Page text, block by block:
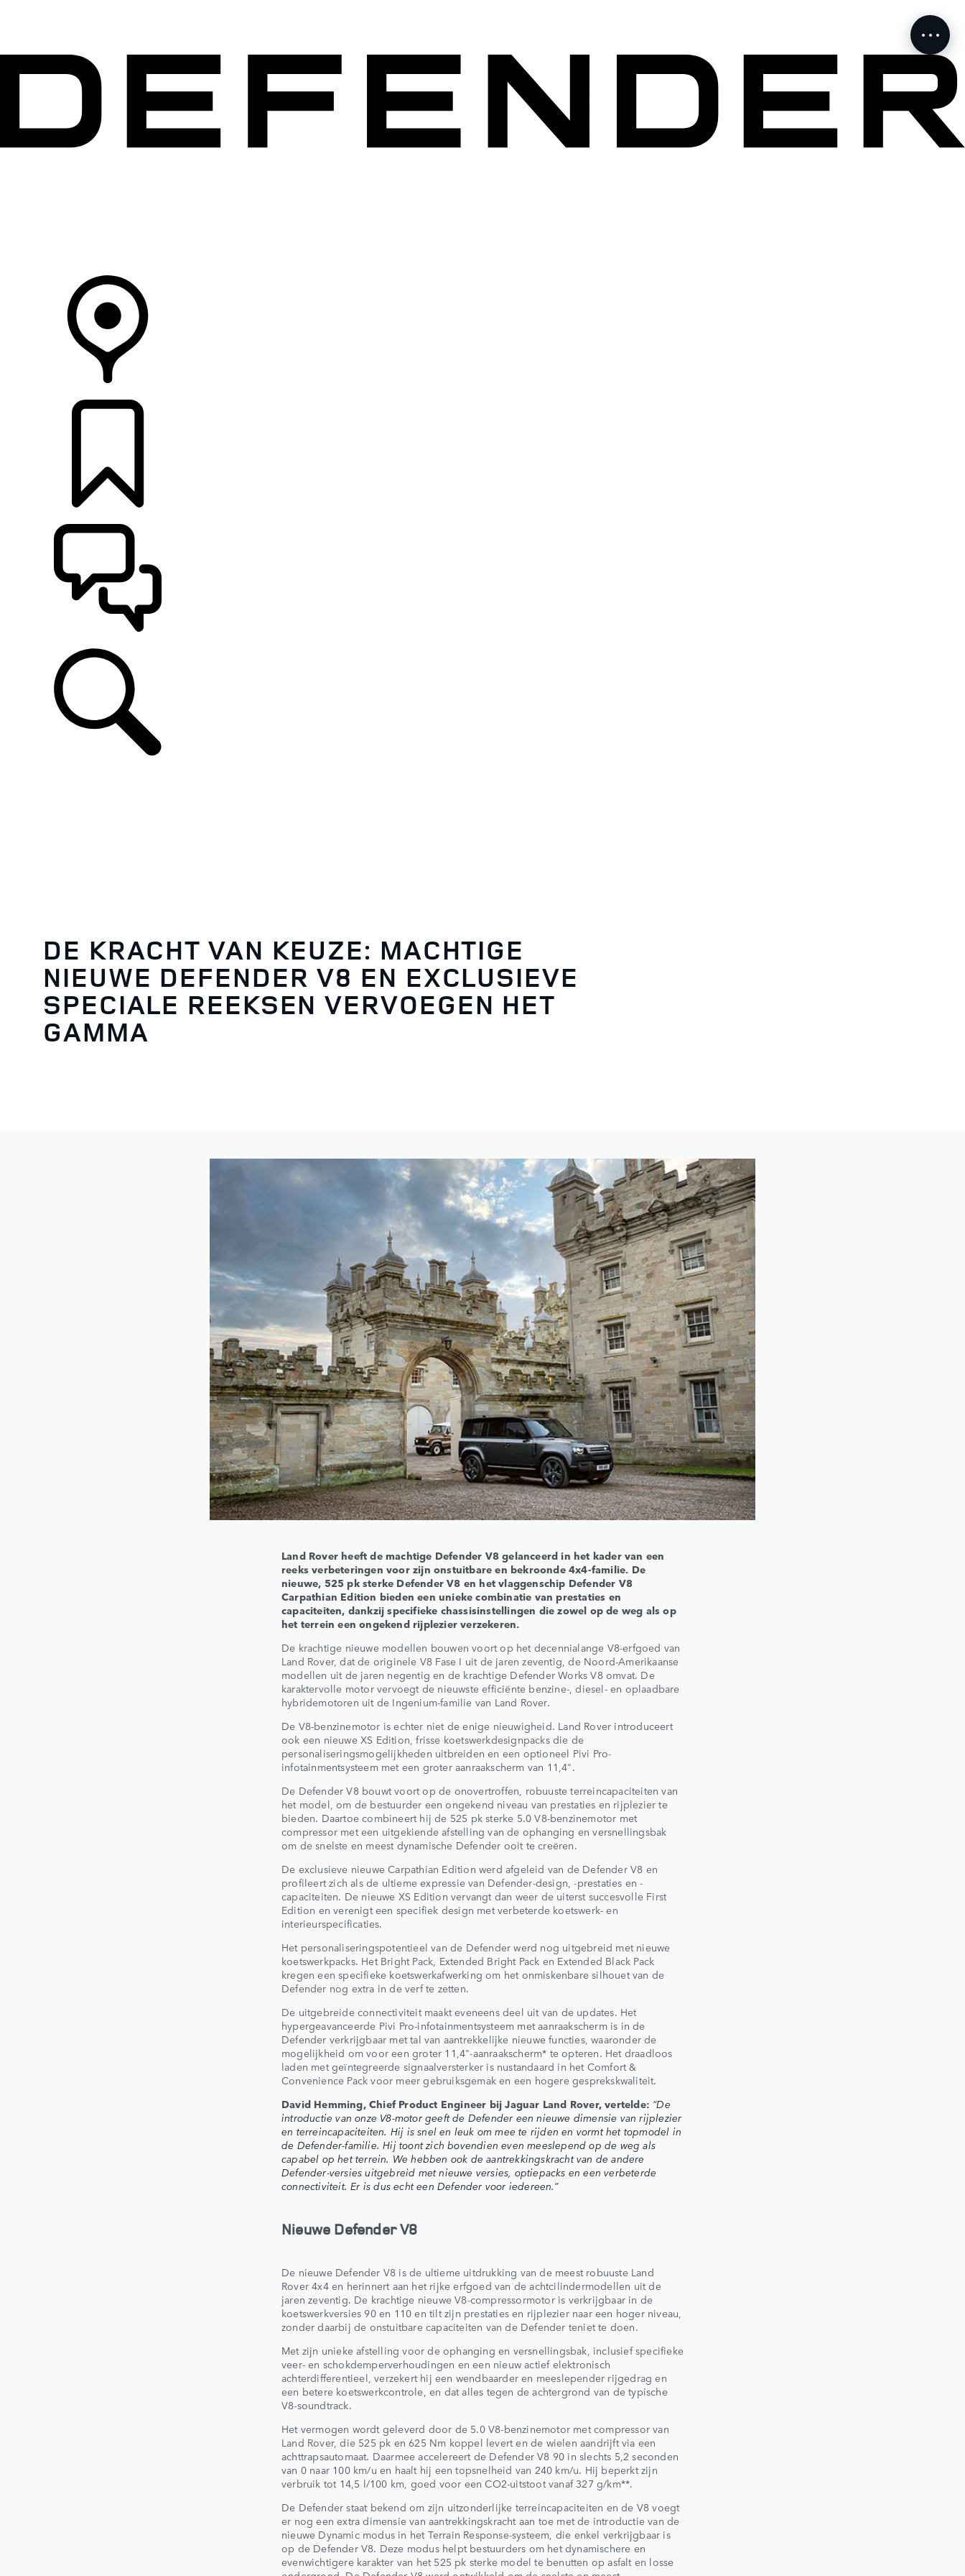
DE KRACHT VAN KEUZE: MACHTIGE
NIEUWE DEFENDER V8 EN EXCLUSIEVE
SPECIALE REEKSEN VERVOEGEN HET
GAMMA
Land Rover heeft de machtige Defender V8 gelanceerd in het kader van een
reeks verbeteringen voor zijn onstuitbare en bekroonde 4x4-familie. De
nieuwe, 525 pk sterke Defender V8 en het vlaggenschip Defender V8
Carpathian Edition bieden een unieke combinatie van prestaties en
capaciteiten, dankzij specifieke chassisinstellingen die zowel op de weg als op
het terrein een ongekend rijplezier verzekeren.
De krachtige nieuwe modellen bouwen voort op het decennialange V8-erfgoed van
Land Rover, dat de originele V8 Fase I uit de jaren zeventig, de Noord-Amerikaanse
modellen uit de jaren negentig en de krachtige Defender Works V8 omvat. De
karaktervolle motor vervoegt de nieuwste efficiënte benzine-, diesel- en oplaadbare
hybridemotoren uit de Ingenium-familie van Land Rover.
De V8-benzinemotor is echter niet de enige nieuwigheid. Land Rover introduceert
ook een nieuwe XS Edition, frisse koetswerkdesignpacks die de
personaliseringsmogelijkheden uitbreiden en een optioneel Pivi Pro-
infotainmentsysteem met een groter aanraakscherm van 11,4".
De Defender V8 bouwt voort op de onovertroffen, robuuste terreincapaciteiten van
het model, om de bestuurder een ongekend niveau van prestaties en rijplezier te
bieden. Daartoe combineert hij de 525 pk sterke 5.0 V8-benzinemotor met
compressor met een uitgekiende afstelling van de ophanging en versnellingsbak
om de snelste en meest dynamische Defender ooit te creëren.
De exclusieve nieuwe Carpathian Edition werd afgeleid van de Defender V8 en
profileert zich als de ultieme expressie van Defender-design, -prestaties en -
capaciteiten. De nieuwe XS Edition vervangt dan weer de uiterst succesvolle First
Edition en verenigt een specifiek design met verbeterde koetswerk- en
interieurspecificaties.
Het personaliseringspotentieel van de Defender werd nog uitgebreid met nieuwe
koetswerkpacks. Het Bright Pack, Extended Bright Pack en Extended Black Pack
kregen een specifieke koetswerkafwerking om het onmiskenbare silhouet van de
Defender nog extra in de verf te zetten.
De uitgebreide connectiviteit maakt eveneens deel uit van de updates. Het
hypergeavanceerde Pivi Pro-infotainmentsysteem met aanraakscherm is in de
Defender verkrijgbaar met tal van aantrekkelijke nieuwe functies, waaronder de
mogelijkheid om voor een groter 11,4"-aanraakscherm* te opteren. Het draadloos
laden met geïntegreerde signaalversterker is nustandaard in het Comfort &
Convenience Pack voor meer gebruiksgemak en een hogere gesprekskwaliteit.
David Hemming, Chief Product Engineer bij Jaguar Land Rover, vertelde: “De
introductie van onze V8-motor geeft de Defender een nieuwe dimensie van rijplezier
en terreincapaciteiten. Hij is snel en leuk om mee te rijden en vormt het topmodel in
de Defender-familie. Hij toont zich bovendien even meeslepend op de weg als
capabel op het terrein. We hebben ook de aantrekkingskracht van de andere
Defender-versies uitgebreid met nieuwe versies, optiepacks en een verbeterde
connectiviteit. Er is dus echt een Defender voor iedereen.”
Nieuwe Defender V8
De nieuwe Defender V8 is de ultieme uitdrukking van de meest robuuste Land
Rover 4x4 en herinnert aan het rijke erfgoed van de achtcilindermodellen uit de
jaren zeventig. De krachtige nieuwe V8-compressormotor is verkrijgbaar in de
koetswerkversies 90 en 110 en tilt zijn prestaties en rijplezier naar een hoger niveau,
zonder daarbij de onstuitbare capaciteiten van de Defender teniet te doen.
Met zijn unieke afstelling voor de ophanging en versnellingsbak, inclusief specifieke
veer- en schokdemperverhoudingen en een nieuw actief elektronisch
achterdifferentieel, verzekert hij een wendbaarder en meeslepender rijgedrag en
een betere koetswerkcontrole, en dat alles tegen de achtergrond van de typische
V8-soundtrack.
Het vermogen wordt geleverd door de 5.0 V8-benzinemotor met compressor van
Land Rover, die 525 pk en 625 Nm koppel levert en de wielen aandrijft via een
achttrapsautomaat. Daarmee accelereert de Defender V8 90 in slechts 5,2 seconden
van 0 naar 100 km/u en haalt hij een topsnelheid van 240 km/u. Hij beperkt zijn
verbruik tot 14,5 l/100 km, goed voor een CO2-uitstoot vanaf 327 g/km**.
De Defender staat bekend om zijn uitzonderlijke terreincapaciteiten en de V8 voegt
er nog een extra dimensie van aantrekkingskracht aan toe met de introductie van de
nieuwe Dynamic modus in het Terrain Response-systeem, die enkel verkrijgbaar is
op de Defender V8. Deze modus helpt bestuurders om het dynamischere en
evenwichtigere karakter van het 525 pk sterke model te benutten op asfalt en losse